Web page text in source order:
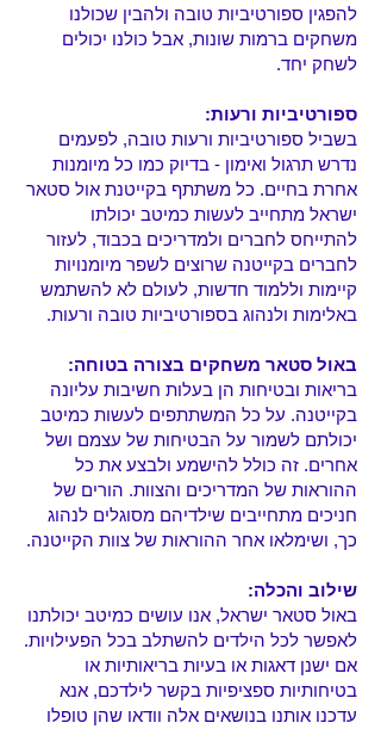
להפגין ספורטיביות טובה ולהבין שכולנו
משחקים ברמות שונות, אבל כולנו יכולים
לשחק יחד.
ספורטיביות ורעות:
בשביל ספורטיביות ורעות טובה, לפעמים
נדרש תרגול ואימון - בדיוק כמו כל מיומנות
אחרת בחיים. כל משתתף בקייטנת אול סטאר
ישראל מתחייב לעשות כמיטב יכולתו
להתייחס לחברים ולמדריכים בכבוד, לעזור
לחברים בקייטנה שרוצים לשפר מיומנויות
קיימות וללמוד חדשות, לעולם לא להשתמש
באלימות ולנהוג בספורטיביות טובה ורעות.
באול סטאר משחקים בצורה בטוחה:
בריאות ובטיחות הן בעלות חשיבות עליונה
בקייטנה. על כל המשתתפים לעשות כמיטב
יכולתם לשמור על הבטיחות של עצמם ושל
אחרים. זה כולל להישמע ולבצע את כל
ההוראות של המדריכים והצוות. הורים של
חניכים מתחייבים שילדיהם מסוגלים לנהוג
כך, ושימלאו אחר ההוראות של צוות הקייטנה.
שילוב והכלה:
באול סטאר ישראל, אנו עושים כמיטב יכולתנו
לאפשר לכל הילדים להשתלב בכל הפעילויות.
אם ישנן דאגות או בעיות בריאותיות או
בטיחותיות ספציפיות בקשר לילדכם, אנא
עדכנו אותנו בנושאים אלה וודאו שהן טופלו